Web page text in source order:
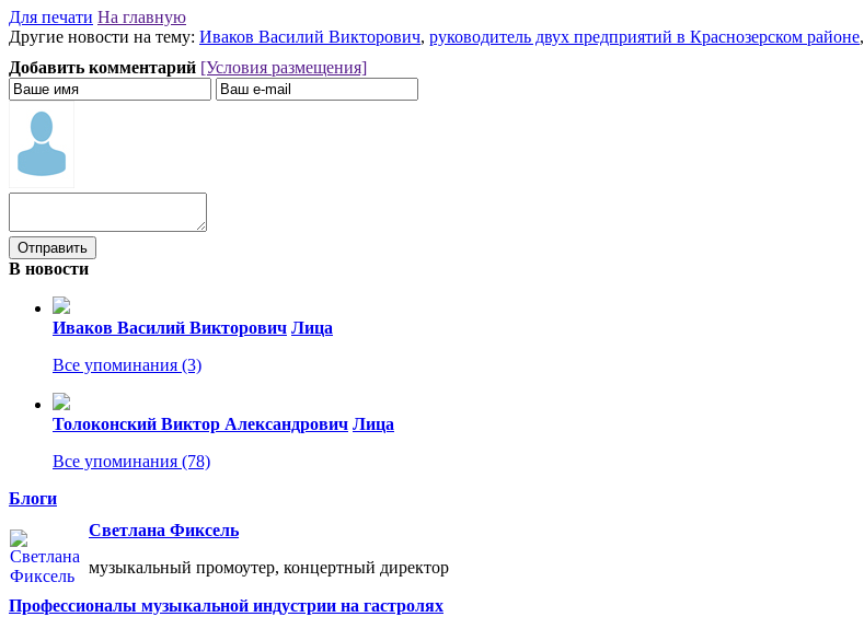
Для печати На главную
Другие новости на тему: Иваков Василий Викторович, руководитель двух предприятий в Краснозерском районе,
Добавить комментарий [Условия размещения]
В новости
Иваков Василий Викторович Лица
Все упоминания (3)
Толоконский Виктор Александрович Лица
Все упоминания (78)
Блоги
Светлана Фиксель
музыкальный промоутер, концертный директор
Профессионалы музыкальной индустрии на гастролях